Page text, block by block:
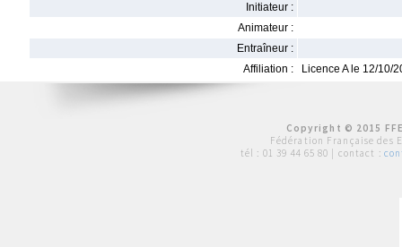
Initiateur :
Animateur :
Entraîneur :
Affiliation :
Licence A le 12/10/
Copyright © 2015
Fédération Française des
tél : 01 39 44 65 80 | contact :